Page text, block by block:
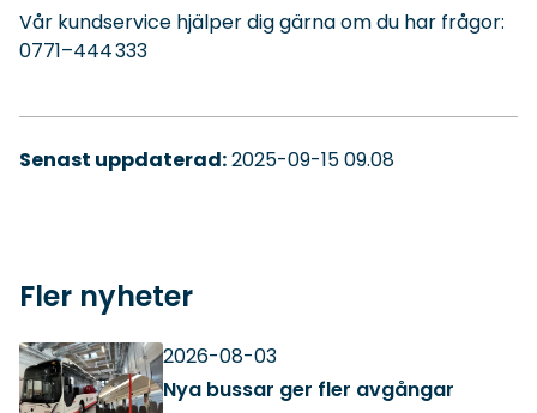
Vår kundservice hjälper dig gärna om du har frågor:
0771–444 333
Senast uppdaterad:2025-09-15 09.08
Fler nyheter
2026-08-03
Nya bussar ger fler avgångar